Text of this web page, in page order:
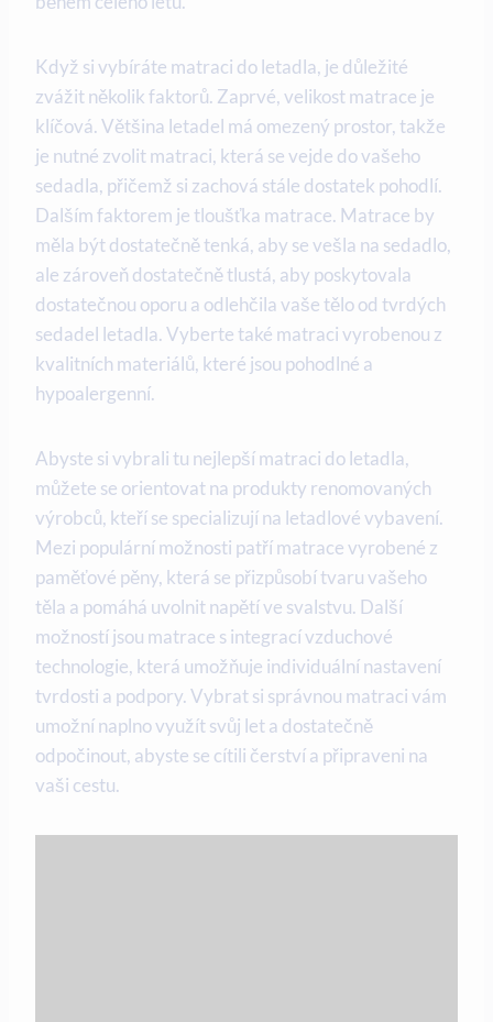
Když si vybíráte matraci do letadla, je důležité
zvážit několik faktorů. Zaprvé, velikost matrace je
klíčová. Většina letadel má omezený prostor, takže
je nutné zvolit matraci, která se vejde do vašeho
sedadla, přičemž si zachová stále dostatek pohodlí.
Dalším faktorem je tloušťka matrace. Matrace by
měla být dostatečně tenká, aby se vešla na sedadlo,
ale zároveň dostatečně tlustá, aby poskytovala
dostatečnou oporu a odlehčila vaše tělo od tvrdých
sedadel letadla. Vyberte také matraci vyrobenou z
kvalitních materiálů, které jsou pohodlné a
hypoalergenní.
Abyste si vybrali tu nejlepší matraci do letadla,
můžete se orientovat na produkty renomovaných
výrobců, kteří se specializují na letadlové vybavení.
Mezi populární možnosti patří matrace vyrobené z
paměťové pěny, která se přizpůsobí tvaru vašeho
těla a pomáhá uvolnit napětí ve svalstvu. Další
možností jsou matrace s integrací vzduchové
technologie, která umožňuje individuální nastavení
tvrdosti a podpory. Vybrat si správnou matraci vám
umožní naplno využít svůj let a dostatečně
odpočinout, abyste se cítili čerství a připraveni na
vaši cestu.